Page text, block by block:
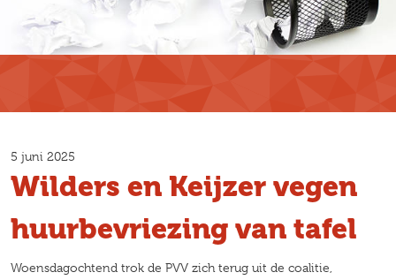
5 juni 2025
Wilders en Keijzer vegen
huurbevriezing van tafel
Woensdagochtend trok de PVV zich terug uit de coalitie,